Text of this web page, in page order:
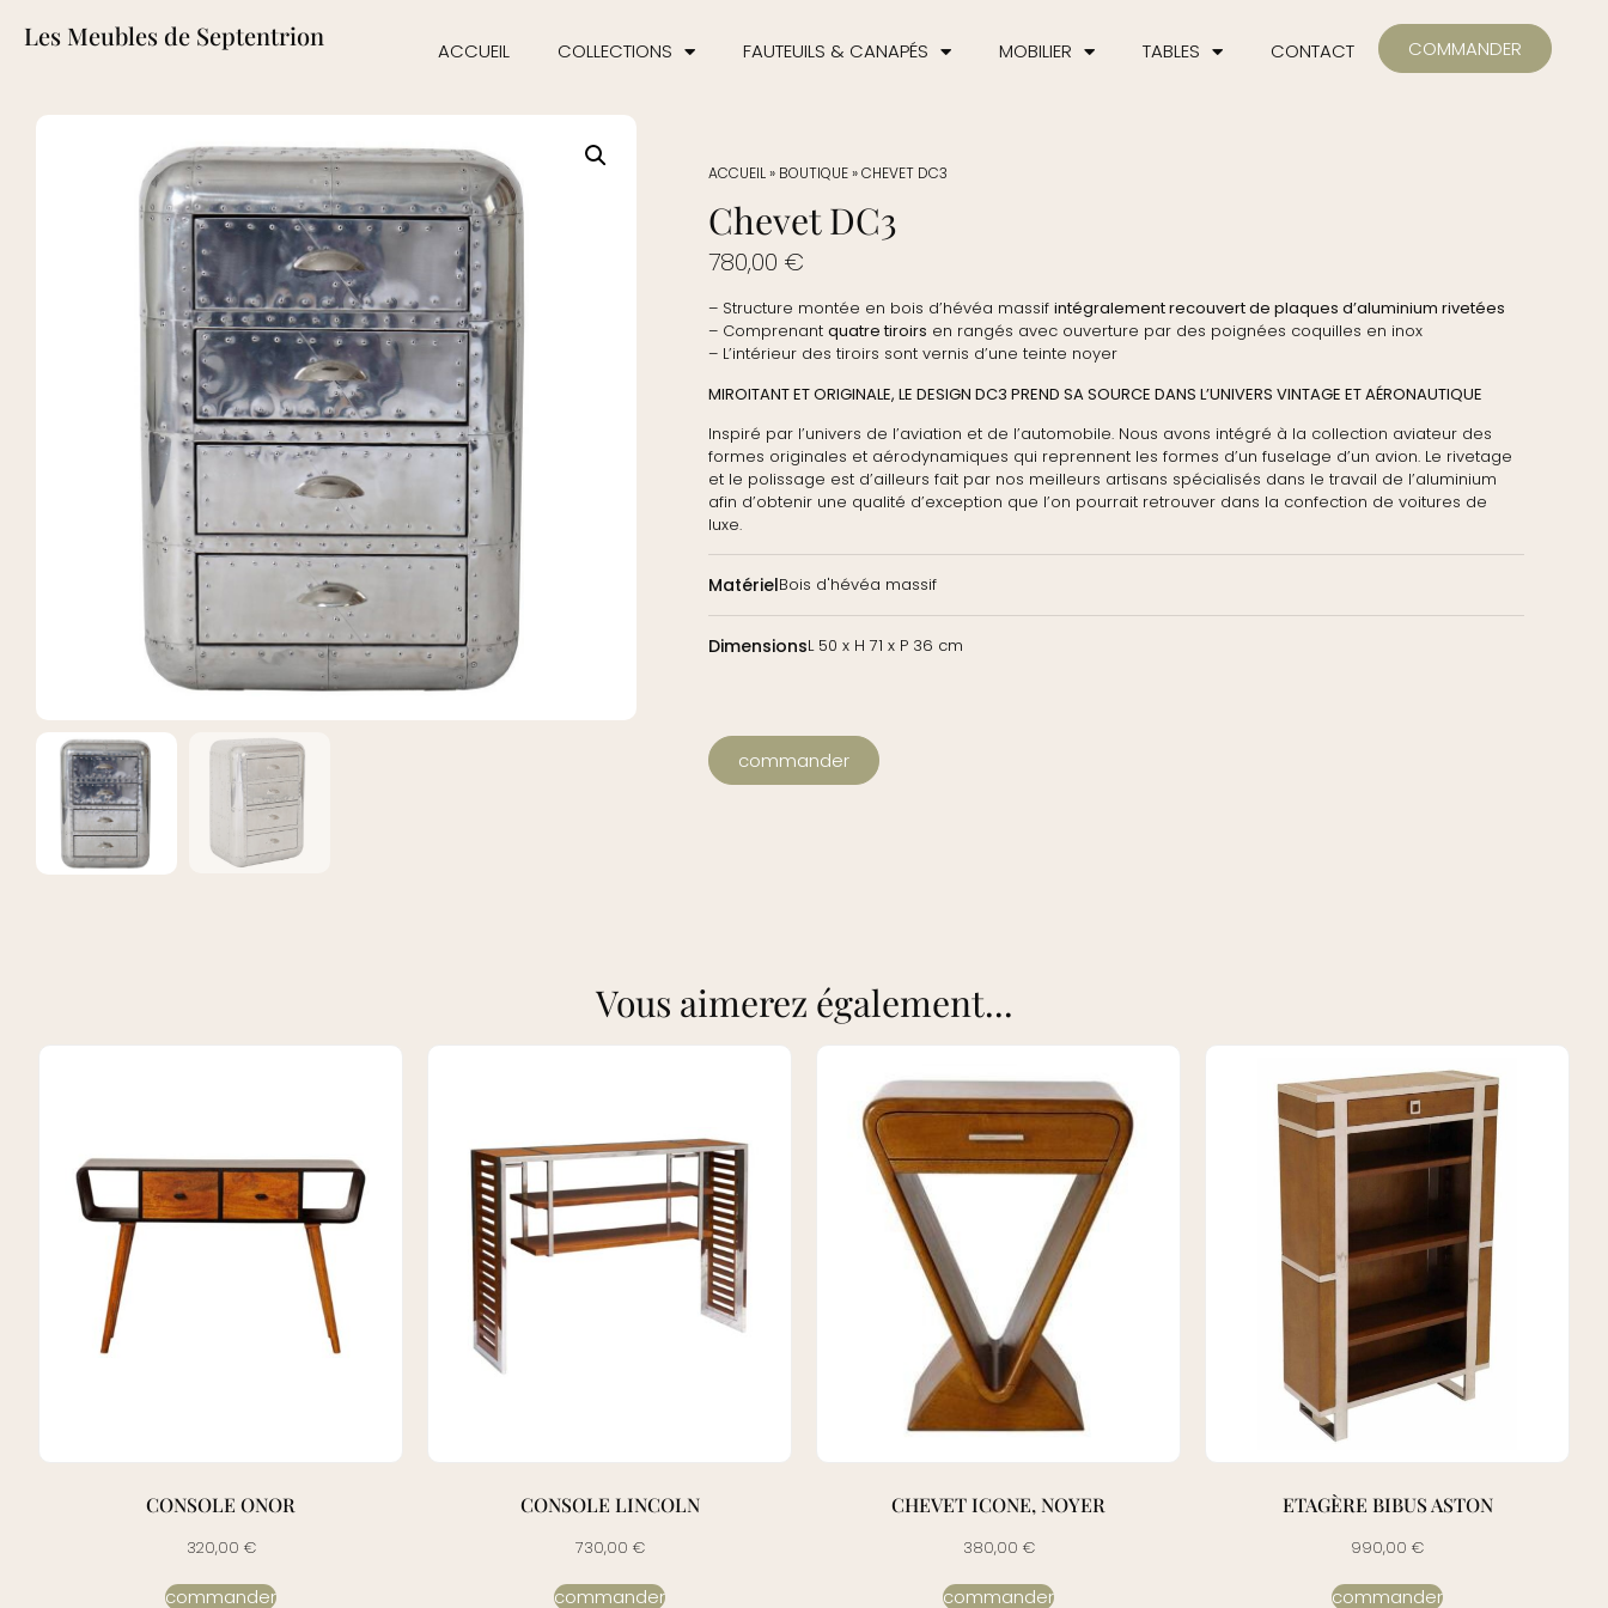
Les Meubles de Septentrion ACCUEIL COLLECTIONS FAUTEUILS & CANAPÉS MOBILIER TABLES CONTACT COMMANDER
ACCUEIL» BOUTIQUE»CHEVET DC3
Chevet DC3
780,00 €
– Structure montée en bois d’hévéa massif intégralement recouvert de plaques d’aluminium rivetées
– Comprenant quatre tiroirs en rangés avec ouverture par des poignées coquilles en inox
– L’intérieur des tiroirs sont vernis d’une teinte noyer
MIROITANT ET ORIGINALE, LE DESIGN DC3 PREND SA SOURCE DANS L’UNIVERS VINTAGE ET AÉRONAUTIQUE
Inspiré par l’univers de l’aviation et de l’automobile. Nous avons intégré à la collection aviateur des
formes originales et aérodynamiques qui reprennent les formes d’un fuselage d’un avion. Le rivetage
et le polissage est d’ailleurs fait par nos meilleurs artisans spécialisés dans le travail de l’aluminium
afin d’obtenir une qualité d’exception que l’on pourrait retrouver dans la confection de voitures de
luxe.
MatérielBois d'hévéa massif
DimensionsL 50 x H 71 x P 36 cm
commander
Vous aimerez également...
CONSOLE ONOR
320,00 €
commander
CONSOLE LINCOLN
730,00 €
commander
CHEVET ICONE, NOYER
380,00 €
commander
ETAGÈRE BIBUS ASTON
990,00 €
commander